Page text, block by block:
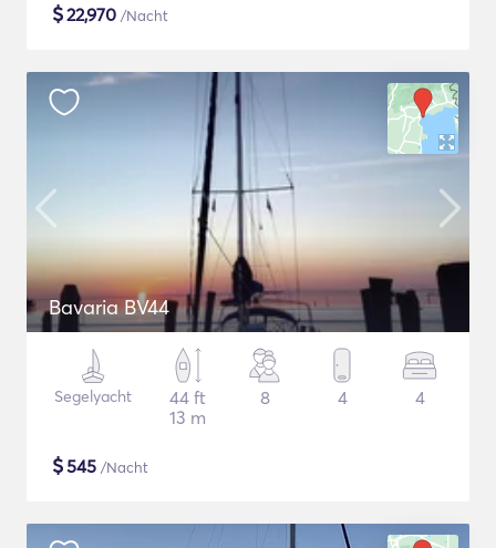
$22,970 /Nacht
Bavaria BV44
Segelyacht
44 ft
13 m
8 4 4
$545 /Nacht